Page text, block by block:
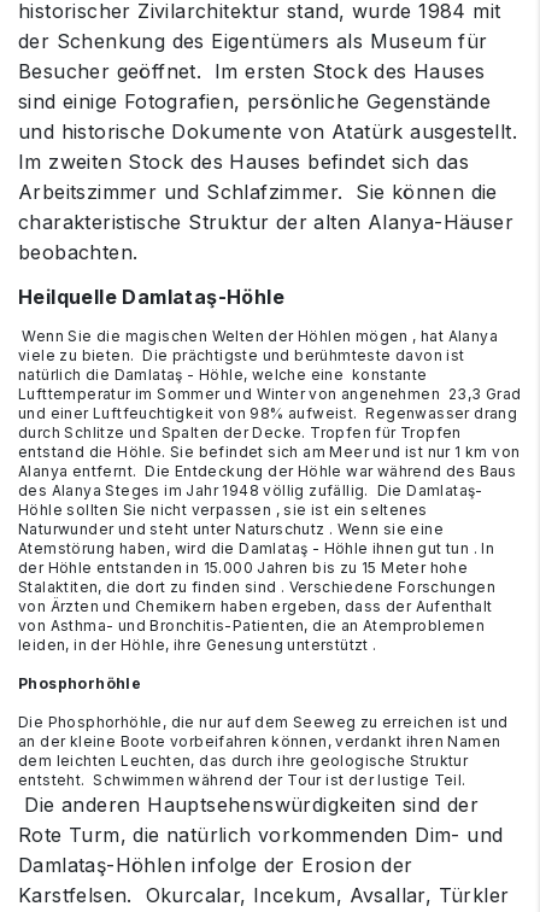
historischer Zivilarchitektur stand, wurde 1984 mit
der Schenkung des Eigentümers als Museum für
Besucher geöffnet. Im ersten Stock des Hauses
sind einige Fotografien, persönliche Gegenstände
und historische Dokumente von Atatürk ausgestellt.
Im zweiten Stock des Hauses befindet sich das
Arbeitszimmer und Schlafzimmer. Sie können die
charakteristische Struktur der alten Alanya-Häuser
beobachten.
Heilquelle Damlataş-Höhle
Wenn Sie die magischen Welten der Höhlen mögen , hat Alanya
viele zu bieten. Die prächtigste und berühmteste davon ist
natürlich die Damlataş - Höhle, welche eine konstante
Lufttemperatur im Sommer und Winter von angenehmen 23,3 Grad
und einer Luftfeuchtigkeit von 98% aufweist. Regenwasser drang
durch Schlitze und Spalten der Decke. Tropfen für Tropfen
entstand die Höhle. Sie befindet sich am Meer und ist nur 1 km von
Alanya entfernt. Die Entdeckung der Höhle war während des Baus
des Alanya Steges im Jahr 1948 völlig zufällig. Die Damlataş-
Höhle sollten Sie nicht verpassen , sie ist ein seltenes
Naturwunder und steht unter Naturschutz . Wenn sie eine
Atemstörung haben, wird die Damlataş - Höhle ihnen gut tun . In
der Höhle entstanden in 15.000 Jahren bis zu 15 Meter hohe
Stalaktiten, die dort zu finden sind . Verschiedene Forschungen
von Ärzten und Chemikern haben ergeben, dass der Aufenthalt
von Asthma- und Bronchitis-Patienten, die an Atemproblemen
leiden, in der Höhle, ihre Genesung unterstützt .
Phosphorhöhle
Die Phosphorhöhle, die nur auf dem Seeweg zu erreichen ist und
an der kleine Boote vorbeifahren können, verdankt ihren Namen
dem leichten Leuchten, das durch ihre geologische Struktur
entsteht. Schwimmen während der Tour ist der lustige Teil.
Die anderen Hauptsehenswürdigkeiten sind der
Rote Turm, die natürlich vorkommenden Dim- und
Damlataş-Höhlen infolge der Erosion der
Karstfelsen. Okurcalar, Incekum, Avsallar, Türkler